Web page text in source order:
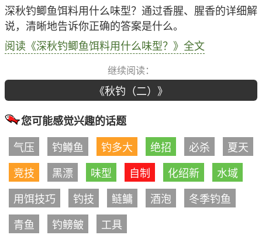
深秋钓鲫鱼饵料用什么味型？通过香腥、腥香的详细解
说，清晰地告诉你正确的答案是什么。
阅读《深秋钓鲫鱼饵料用什么味型？》全文
继续阅读：
《秋钓（二）》
您可能感觉兴趣的话题
气压 钓鳟鱼 钓多大 绝招 必杀 夏天
竞技 黑漂 味型 自制 化绍新 水域
用饵技巧 钓技 鲢鳙 酒泡 冬季钓鱼
青鱼 钓鳑鲏 工具